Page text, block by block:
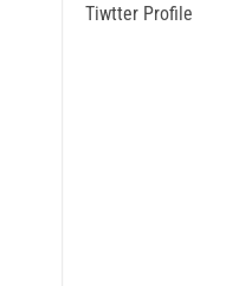
Tiwtter Profile